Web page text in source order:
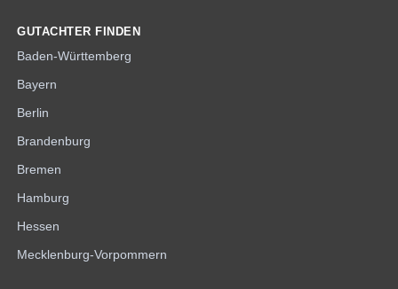
GUTACHTER FINDEN
Baden-Württemberg
Bayern
Berlin
Brandenburg
Bremen
Hamburg
Hessen
Mecklenburg-Vorpommern